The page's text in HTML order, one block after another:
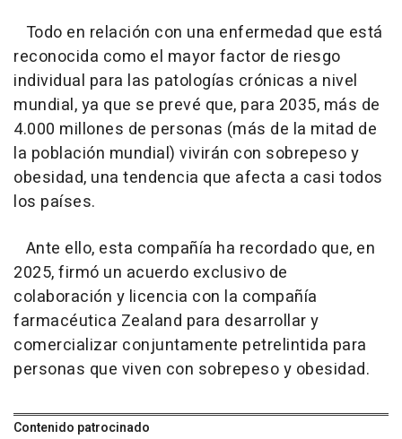
Todo en relación con una enfermedad que está
reconocida como el mayor factor de riesgo
individual para las patologías crónicas a nivel
mundial, ya que se prevé que, para 2035, más de
4.000 millones de personas (más de la mitad de
la población mundial) vivirán con sobrepeso y
obesidad, una tendencia que afecta a casi todos
los países.
Ante ello, esta compañía ha recordado que, en
2025, firmó un acuerdo exclusivo de
colaboración y licencia con la compañía
farmacéutica Zealand para desarrollar y
comercializar conjuntamente petrelintida para
personas que viven con sobrepeso y obesidad.
Contenido patrocinado